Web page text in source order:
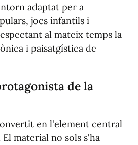
adaptat per a
jocs infantils i
al mateix temps la
i paisatgística de
de la
en l'element central
material no sols s'ha